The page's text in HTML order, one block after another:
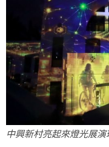
中興新村亮起來燈光展演